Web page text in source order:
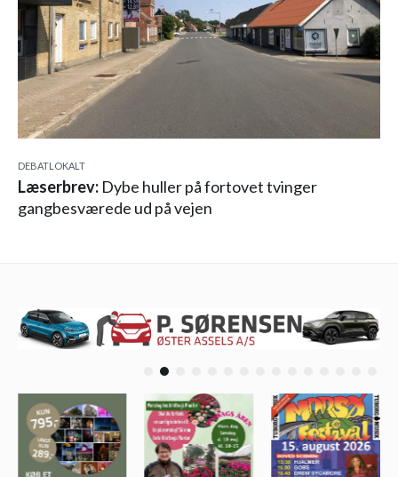
DEBATLOKALT
Læserbrev: Dybe huller på fortovet tvinger
gangbesværede ud på vejen